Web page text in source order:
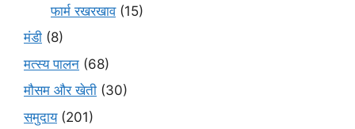
फार्म रखरखाव(15)
मंडी (8)
मत्स्य पालन (68)
मौसम और खेती (30)
समुदाय(201)